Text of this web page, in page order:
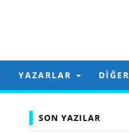
YAZARLAR DIĞER
SON YAZILAR